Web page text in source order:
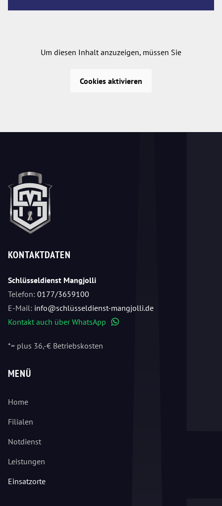
Um diesen Inhalt anzuzeigen, müssen Sie
Cookies aktivieren
KONTAKTDATEN
Schlüsseldienst Mangjolli
Telefon: 0177/3659100
E-Mail: info@schlüsseldienst-mangjolli.de
Kontakt auch über WhatsApp
*= plus 36,-€ Betriebskosten
MENÜ
Home
Filialen
Notdienst
Leistungen
Einsatzorte